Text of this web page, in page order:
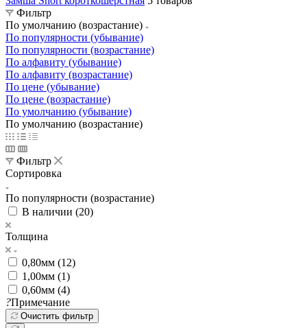
Замша Short короткошерстная 5 товаров
Фильтр
По умолчанию (возрастание)
По популярности (убывание)
По популярности (возрастание)
По алфавиту (убывание)
По алфавиту (возрастание)
По цене (убывание)
По цене (возрастание)
По умолчанию (убывание)
По умолчанию (возрастание)
Фильтр
Сортировка
По популярности (возрастание)
В наличии (20)
Толщина
0,80мм (12)
1,00мм (1)
0,60мм ( 4)
?Примечание
Очистить фильтр